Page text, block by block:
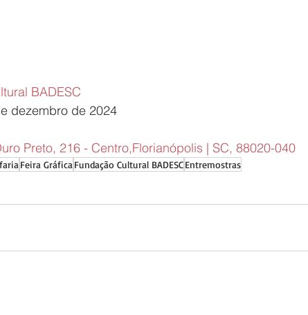
BADESC
dezembro de 2024
Preto, 216 - Centro,Florianópolis | SC, 88020-040
Feira Gráfica Fundação Cultural BADESCEntremostras